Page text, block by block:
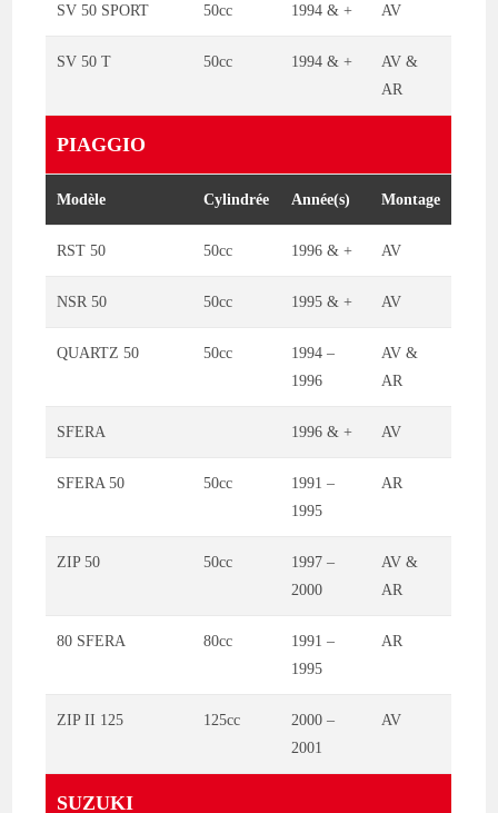
SV 50 SPORT 50cc 1994 & + AV
SV 50 T 50cc 1994 & +
AV &
AR
PIAGGIO
Modèle Cylindrée Année(s) Montage
RST 50 50cc 1996 & + AV
NSR 50 50cc 1995 & + AV
QUARTZ 50 50cc
1994 –
1996
AV &
AR
SFERA 1996 & + AV
SFERA 50 50cc
1991 –
1995
AR
ZIP 50 50cc
1997 –
2000
AV &
AR
80 SFERA 80cc
1991 –
1995
AR
ZIP II 125 125cc
2000 –
2001
AV
SUZUKI